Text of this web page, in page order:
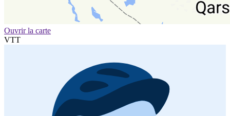
Ouvrir la carte
VTT